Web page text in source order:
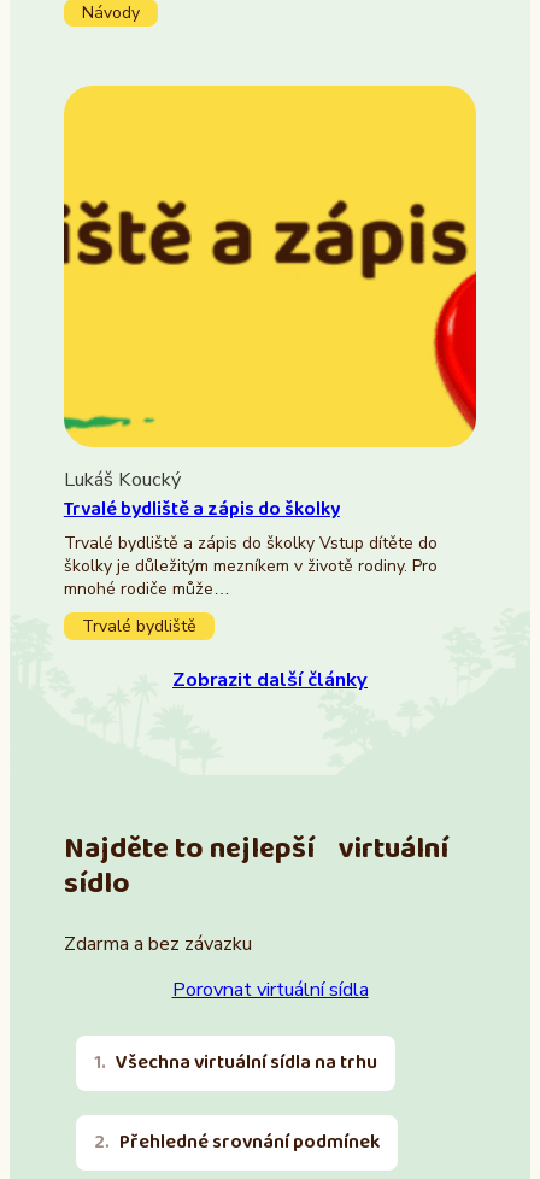
Návody
Lukáš Koucký
Trvalé bydliště a zápis do školky
Trvalé bydliště a zápis do školky Vstup dítěte do
školky je důležitým mezníkem v životě rodiny. Pro
mnohé rodiče může…
Trvalé bydliště
Zobrazit další články
Najděte to nejlepší virtuální
sídlo
Zdarma a bez závazku
Porovnat virtuální sídla
Všechna virtuální sídla na trhu
Přehledné srovnání podmínek